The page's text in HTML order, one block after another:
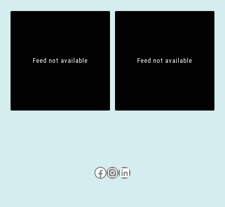
a
Feed not available Feed not available
Besuche uns auf Facebook
Besuche uns auf Instagram
LinkedIn